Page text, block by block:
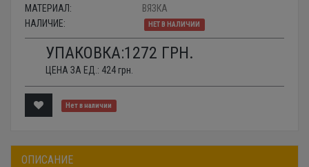
МАТЕРИАЛ:
ВЯЗКА
НАЛИЧИЕ:
НЕТ В НАЛИЧИИ
УПАКОВКА:1272 ГРН.
ЦЕНА ЗА ЕД.: 424 грн.
Нет в наличии
ОПИСАНИЕ